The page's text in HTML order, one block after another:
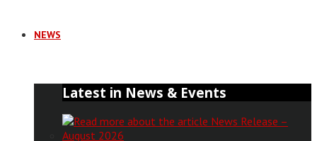
NEWS
Latest in News & Events